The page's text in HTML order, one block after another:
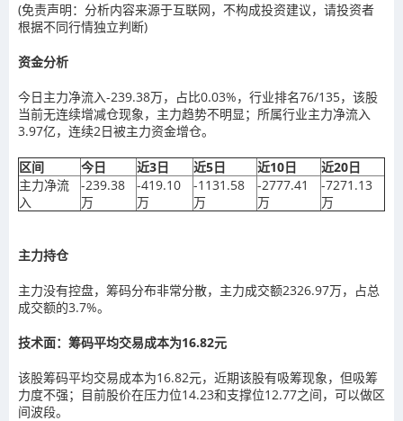
(免责声明：分析内容来源于互联网，不构成投资建议，请投资者
根据不同行情独立判断)
资金分析
今日主力净流入-239.38万，占比0.03%，行业排名76/135，该股
当前无连续增减仓现象，主力趋势不明显；所属行业主力净流入
3.97亿，连续2日被主力资金增仓。
区间 今日 近3日 近5日 近10日
近20日
主力净流
入
-239.38
万
-419.10
万
-1131.58
万
-2777.41
万
-7271.13
万
主力持仓
主力没有控盘，筹码分布非常分散，主力成交额2326.97万，占总
成交额的3.7%。
技术面：筹码平均交易成本为16.82元
该股筹码平均交易成本为16.82元，近期该股有吸筹现象，但吸筹
力度不强；目前股价在压力位14.23和支撑位12.77之间，可以做区
间波段。